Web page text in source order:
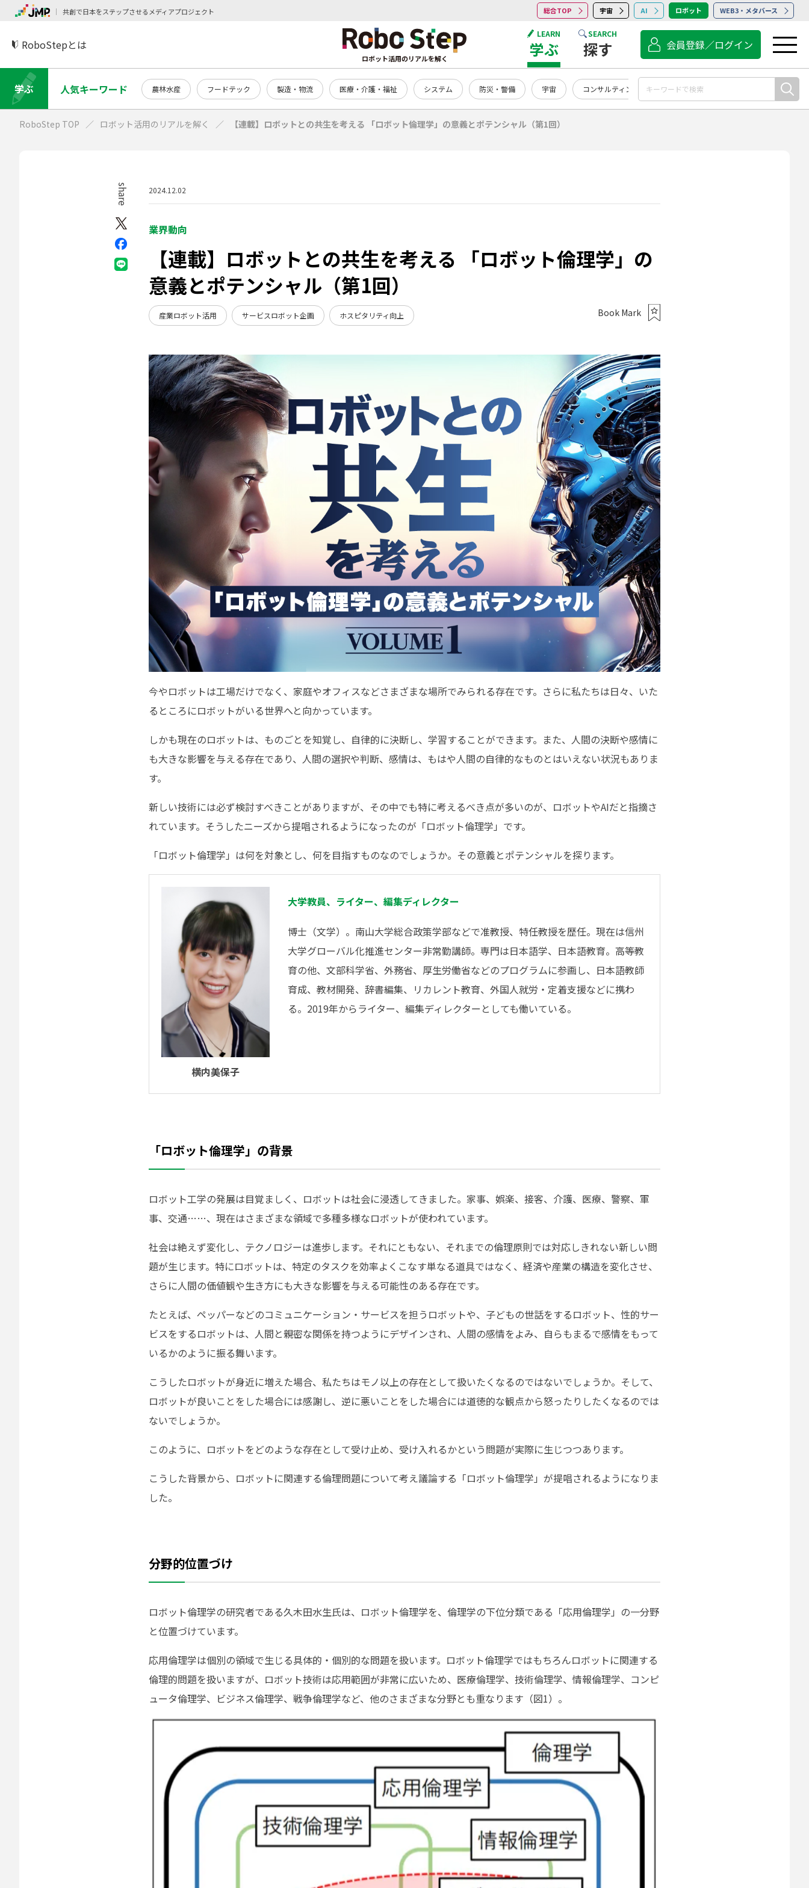
共創で日本をステップさせるメディアプロジェクト 総合TOP 宇宙 AI ロボット WEB3・メタバース
ロボット活用のリアルを解く
RoboStepとは
LEARN
学ぶ
SEARCH
探す 会員登録／ログイン
学ぶ 人気キーワード 農林水産 フードテック 製造・物流 医療・介護・福祉 システム 防災・警備 宇宙 コンサルティング 点検・保守・清掃
RoboStep TOP ロボット活用のリアルを解く 【連載】ロボットとの共生を考える 「ロボット倫理学」の意義とポテンシャル（第1回）
2024.12.02
業界動向
【連載】ロボットとの共生を考える 「ロボット倫理学」の
意義とポテンシャル（第1回）
産業ロボット活用 サービスロボット企画 ホスピタリティ向上 Book Mark
今やロボットは工場だけでなく、家庭やオフィスなどさまざまな場所でみられる存在です。さらに私たちは日々、いた
るところにロボットがいる世界へと向かっています。
しかも現在のロボットは、ものごとを知覚し、自律的に決断し、学習することができます。また、人間の決断や感情に
も大きな影響を与える存在であり、人間の選択や判断、感情は、もはや人間の自律的なものとはいえない状況もありま
す。
新しい技術には必ず検討すべきことがありますが、その中でも特に考えるべき点が多いのが、ロボットやAIだと指摘さ
れています。そうしたニーズから提唱されるようになったのが「ロボット倫理学」です。
「ロボット倫理学」は何を対象とし、何を目指すものなのでしょうか。その意義とポテンシャルを探ります。
大学教員、ライター、編集ディレクター
博士（文学）。南山大学総合政策学部などで准教授、特任教授を歴任。現在は信州
大学グローバル化推進センター非常勤講師。専門は日本語学、日本語教育。高等教
育の他、文部科学省、外務省、厚生労働省などのプログラムに参画し、日本語教師
育成、教材開発、辞書編集、リカレント教育、外国人就労・定着支援などに携わ
る。2019年からライター、編集ディレクターとしても働いている。
横内美保子
「ロボット倫理学」の背景
ロボット工学の発展は目覚ましく、ロボットは社会に浸透してきました。家事、娯楽、接客、介護、医療、警察、軍
事、交通……、現在はさまざまな領域で多種多様なロボットが使われています。
社会は絶えず変化し、テクノロジーは進歩します。それにともない、それまでの倫理原則では対応しきれない新しい問
題が生じます。特にロボットは、特定のタスクを効率よくこなす単なる道具ではなく、経済や産業の構造を変化させ、
さらに人間の価値観や生き方にも大きな影響を与える可能性のある存在です。
たとえば、ペッパーなどのコミュニケーション・サービスを担うロボットや、子どもの世話をするロボット、性的サー
ビスをするロボットは、人間と親密な関係を持つようにデザインされ、人間の感情をよみ、自らもまるで感情をもって
いるかのように振る舞います。
こうしたロボットが身近に増えた場合、私たちはモノ以上の存在として扱いたくなるのではないでしょうか。そして、
ロボットが良いことをした場合には感謝し、逆に悪いことをした場合には道徳的な観点から怒ったりしたくなるのでは
ないでしょうか。
このように、ロボットをどのような存在として受け止め、受け入れるかという問題が実際に生じつつあります。
こうした背景から、ロボットに関連する倫理問題について考え議論する「ロボット倫理学」が提唱されるようになりま
した。
分野的位置づけ
ロボット倫理学の研究者である久木田水生氏は、ロボット倫理学を、倫理学の下位分類である「応用倫理学」の一分野
と位置づけています。
応用倫理学は個別の領域で生じる具体的・個別的な問題を扱います。ロボット倫理学ではもちろんロボットに関連する
倫理的問題を扱いますが、ロボット技術は応用範囲が非常に広いため、医療倫理学、技術倫理学、情報倫理学、コンピ
ュータ倫理学、ビジネス倫理学、戦争倫理学など、他のさまざまな分野とも重なります（図1）。
share